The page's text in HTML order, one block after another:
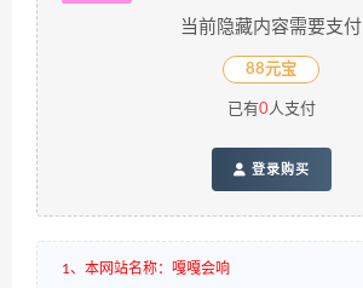
当前隐藏内容需要支付
88元宝
已有0人支付
登录购买
1、本网站名称：嘎嘎会响